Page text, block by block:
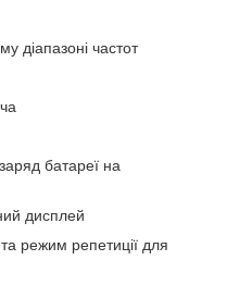
діапазоні частот
батареї на
дисплей
режим репетиції для